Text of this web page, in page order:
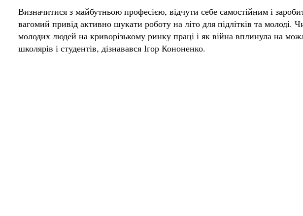
Визначитися з майбутньою професією, відчути себе самостійним і
вагомий привід активно шукати роботу на літо для підлітків та молоді.
молодих людей на криворізькому ринку праці і як війна вплинула на
школярів і студентів, дізнавався Ігор Кононенко.